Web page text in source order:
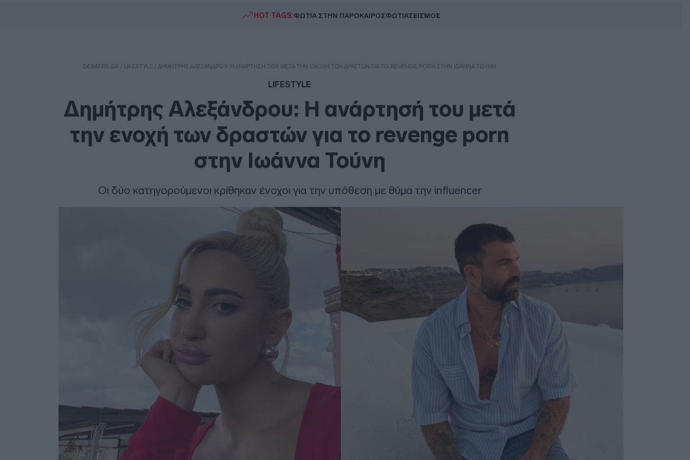
HOT TAGS:ΦΩΤΙΑ ΣΤΗΝ ΠΑΡΟΚΑΙΡΟΣΦΩΤΙΑΣΕΙΣΜΟΣ
DEBATER.GR / LIFESTYLE / ΔΗΜΉΤΡΗΣ ΑΛΕΞΆΝΔΡΟΥ: Η ΑΝΆΡΤΗΣΉ ΤΟΥ ΜΕΤΆ ΤΗΝ ΕΝΟΧΉ ΤΩΝ ΔΡΑΣΤΏΝ ΓΙΑ ΤΟ REVENGE PORN ΣΤΗΝ ΙΩΆΝΝΑ ΤΟΎΝΗ
LIFESTYLE
Δημήτρης Αλεξάνδρου: Η ανάρτησή του μετά
την ενοχή των δραστών για το revenge porn
στην Ιωάννα Τούνη
Οι δύο κατηγορούμενοι κρίθηκαν ένοχοι για την υπόθεση με θύμα την influencer